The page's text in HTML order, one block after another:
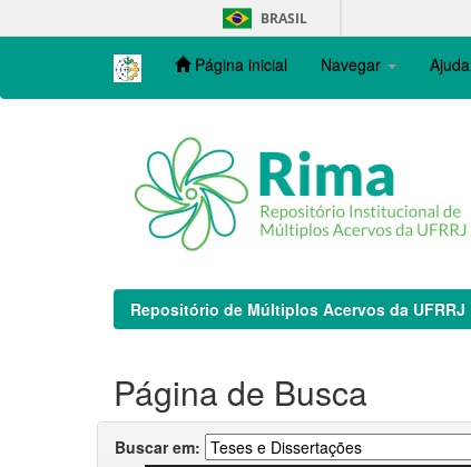
navigation
BRASIL
Página inicial Navegar Ajuda
Repositório de Múltiplos Acervos da UFRRJ
Página de Busca
Buscar em: